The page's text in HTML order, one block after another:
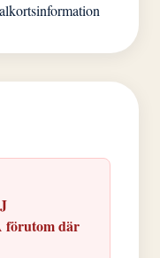
där